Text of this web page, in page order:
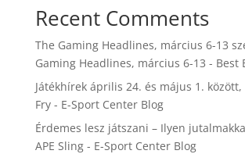
Recent Comments
The Gaming Headlines, március 6-13
Gaming Headlines, március 6-13 - Best
Játékhírek április 24. és május 1. között,
Fry - E-Sport Center Blog
Érdemes lesz játszani – Ilyen
APE Sling - E-Sport Center Blog